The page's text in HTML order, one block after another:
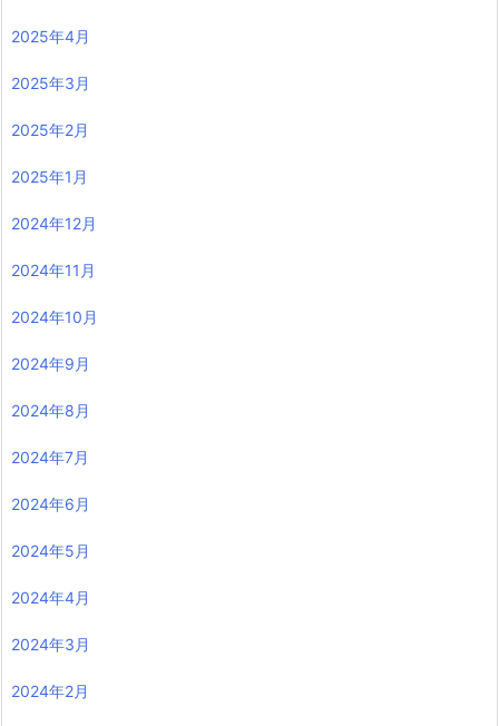
2025年4月
2025年3月
2025年2月
2025年1月
2024年12月
2024年11月
2024年10月
2024年9月
2024年8月
2024年7月
2024年6月
2024年5月
2024年4月
2024年3月
2024年2月